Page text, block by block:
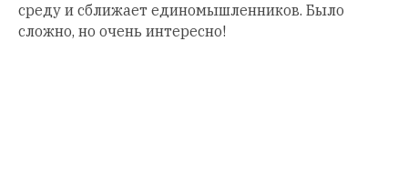
среду и сближает единомышленников. Было
сложно, но очень интересно!